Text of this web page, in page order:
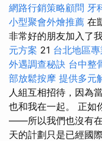
網路行銷策略顧問 牙
小型聚會外燴推薦 在
非常好的朋友加入了
元方案 21 台北地區
外遇調查秘訣 台中整
部放鬆按摩 提供多元
人組互相招待，因為
也和我在一起。 正如
——所以我們也沒有在
天的計劃只是已經國